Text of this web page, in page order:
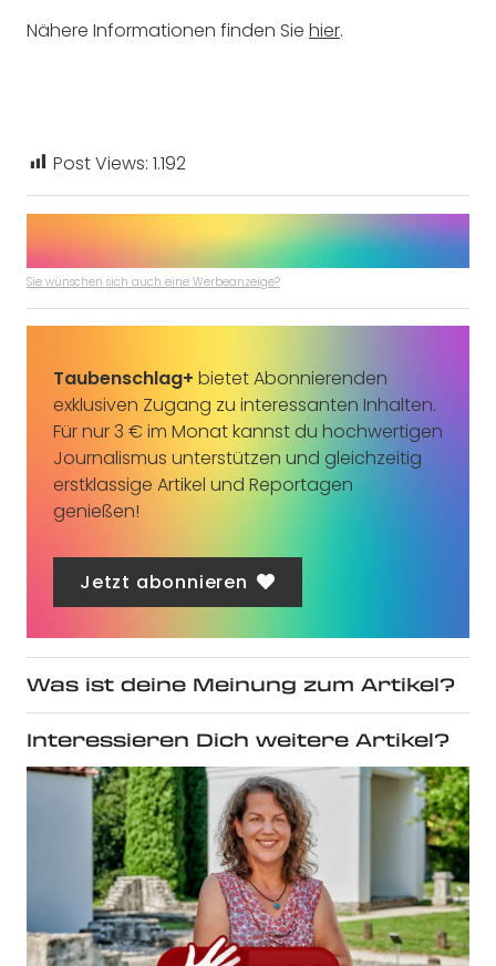
Nähere Informationen finden Sie hier.
Post Views: 1.192
Sie wünschen sich auch eine Werbeanzeige?
Taubenschlag+ bietet Abonnierenden
exklusiven Zugang zu interessanten Inhalten.
Für nur 3 € im Monat kannst du hochwertigen
Journalismus unterstützen und gleichzeitig
erstklassige Artikel und Reportagen
genießen!
Jetzt abonnieren
Was ist deine Meinung zum Artikel?
Interessieren Dich weitere Artikel?